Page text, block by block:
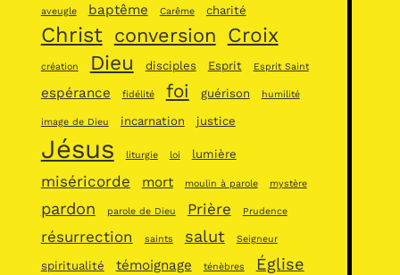
aveugle baptême Carême charité
Christ conversion Croix
création Dieu disciples Esprit Esprit Saint
espérance fidélité foi guérison humilité
image de Dieu incarnation justice
Jésus liturgie loi lumière
miséricorde mort moulin à parole mystère
pardon parole de Dieu Prière Prudence
résurrection saints salut Seigneur
spiritualité témoignage ténèbres Église